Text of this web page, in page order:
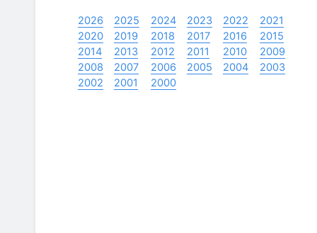
2026 2025 2024 2023 2022
2021
2020
2019 2018 2017 2016
2015
2014
2013 2012 2011 2010
2009
2008
2007 2006 2005 2004
2003
2002
2001 2000